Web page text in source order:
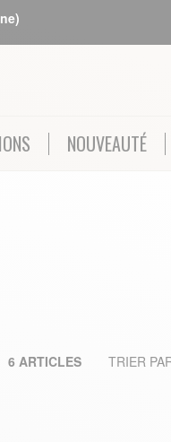
NOUVEAUTÉ
6 ARTICLES TRIER